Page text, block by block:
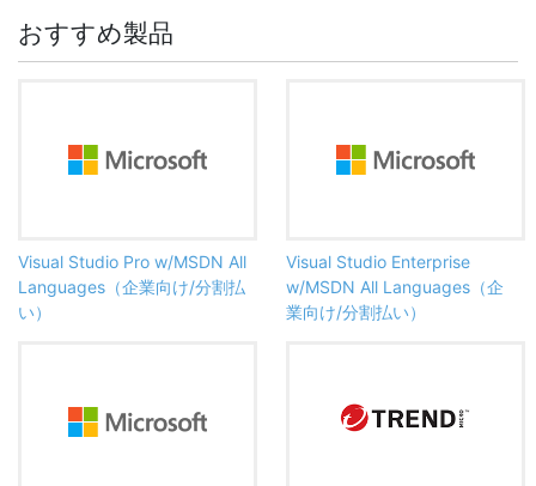
おすすめ製品
Visual Studio Pro w/MSDN All
Languages（企業向け/分割払
い）
Visual Studio Enterprise
w/MSDN All Languages（企
業向け/分割払い）